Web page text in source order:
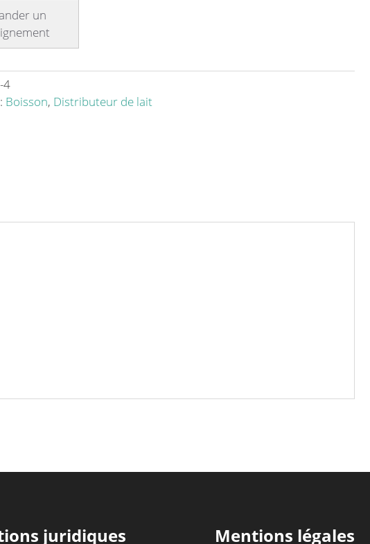
4
Boisson, Distributeur de lait
juridiques Mentions légales